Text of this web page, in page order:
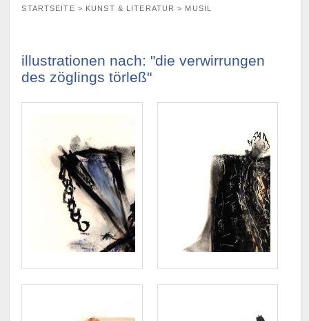
STARTSEITE > KUNST & LITERATUR > MUSIL
illustrationen nach: "die verwirrungen
des zöglings törleß"